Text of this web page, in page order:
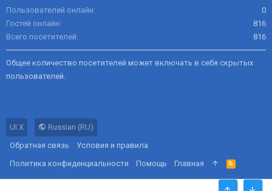
Пользователей онлайн
0
Гостей онлайн
816
Всего посетителей
816
Общее количество посетителей может включать в себя скрытых
пользователей.
UI.X
Russian (RU)
Обратная связь
Условия и правила
Политика конфиденциальности
Помощь Главная
R
S
S